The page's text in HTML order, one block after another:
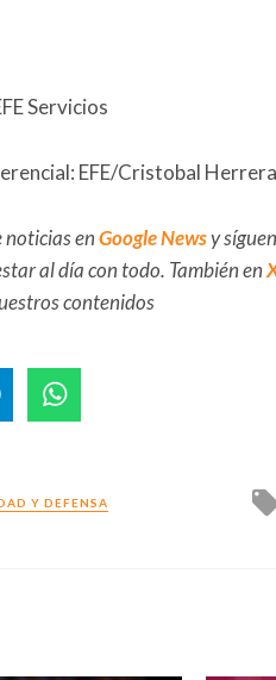
Servicios
EFE/Cristobal
enGoogle Newsy
al día con todo. También en
contenidos
Y DEFENSA